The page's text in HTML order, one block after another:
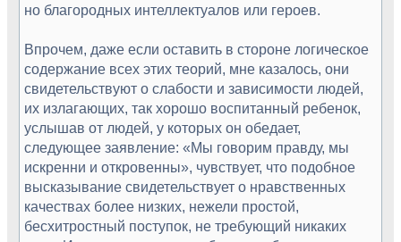
но благородных интеллектуалов или героев.
Впрочем, даже если оставить в стороне логическое
содержание всех этих теорий, мне казалось, они
свидетельствуют о слабости и зависимости людей,
их излагающих, так хорошо воспитанный ребенок,
услышав от людей, у которых он обедает,
следующее заявление: «Мы говорим правду, мы
искренни и откровенны», чувствует, что подобное
высказывание свидетельствует о нравственных
качествах более низких, нежели простой,
бесхитростный поступок, не требующий никаких